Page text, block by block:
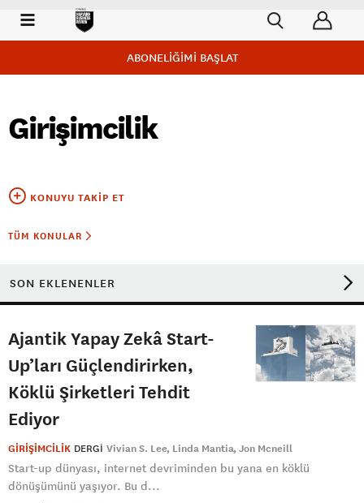
ABONELİĞİMİ BAŞLAT
Girişimcilik
KONUYU TAKIP ET
TÜM KONULAR
SON EKLENENLER
Ajantik Yapay Zekâ Start-
Up’ları Güçlendirirken,
Köklü Şirketleri Tehdit
Ediyor
GİRİŞİMCİLİK DERGI Vivian S. Lee Linda Mantia Jon Mcneill
Start-up dünyası, internet devriminden bu yana en köklü
dönüşümünü yaşıyor. Bu d...